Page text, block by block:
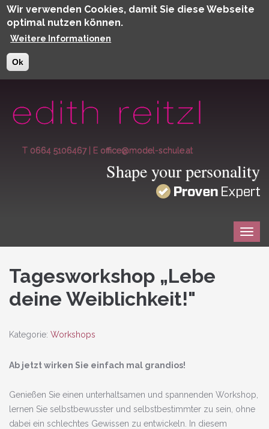
Wir verwenden Cookies, damit Sie diese Webseite
optimal nutzen können.
Weitere Informationen
Ok
T 0664 5106467| E office@model-schule.at
Shape your personality
Tagesworkshop „Lebe
deine Weiblichkeit!"
Kategorie: Workshops
Ab jetzt wirken Sie einfach mal grandios!
Genießen Sie einen unterhaltsamen und spannenden Workshop,
lernen Sie selbstbewusster und selbstbestimmter zu sein, ohne
dabei ein schlechtes Gewissen zu entwickeln. In diesem